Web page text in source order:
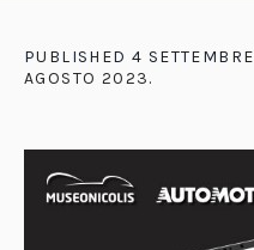
PUBLISHED 4
AGOSTO 2023.